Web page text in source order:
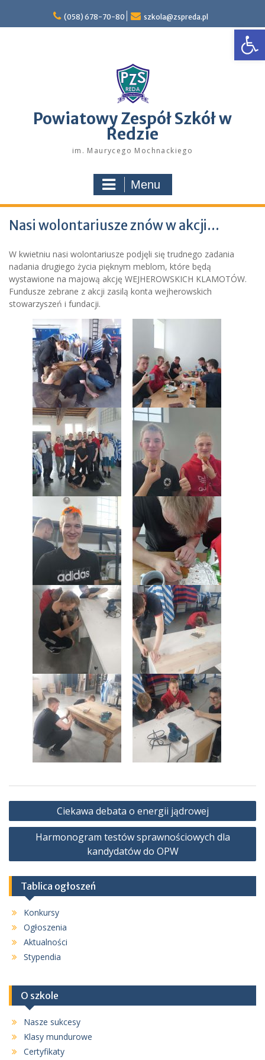
content
(058) 678-70-80 szkola@zspreda.pl
Powiatowy Zespół Szkół w
Redzie
im. Maurycego Mochnackiego
Menu
Nasi wolontariusze znów w akcji…
W kwietniu nasi wolontariusze podjęli się trudnego zadania
nadania drugiego życia pięknym meblom, które będą
wystawione na majową akcję WEJHEROWSKICH KLAMOTÓW.
Fundusze zebrane z akcji zasilą konta wejherowskich
stowarzyszeń i fundacji.
Nawigacja
wpisu
Ciekawa debata o energii jądrowej
Harmonogram testów sprawnościowych dla
kandydatów do OPW
Tablica ogłoszeń
Konkursy
Ogłoszenia
Aktualności
Stypendia
O szkole
Nasze sukcesy
Klasy mundurowe
Certyfikaty